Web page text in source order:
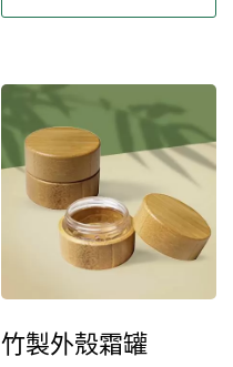
粉、遮瑕粉、高光粉餅、修
竹外殼單色粉盤包材外，樂
美化粧品提供其客製化模具
服務，以及後加工服務包括
噴漆、燙金、印刷等，也提
供鋁盤製作以及客製化壓粉
服務，讓您可以創造出屬於
自己品牌風格的自然竹外殼
品牌商、自有品牌對彩妝產
竹製外殼霜罐